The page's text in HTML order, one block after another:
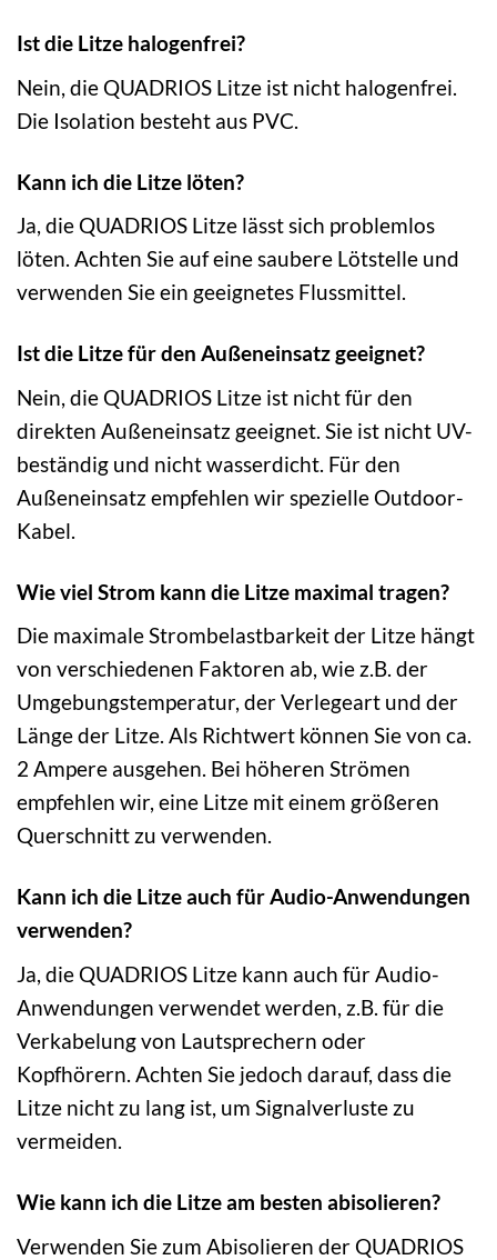
Ist die Litze halogenfrei?
Nein, die QUADRIOS Litze ist nicht halogenfrei.
Die Isolation besteht aus PVC.
Kann ich die Litze löten?
Ja, die QUADRIOS Litze lässt sich problemlos
löten. Achten Sie auf eine saubere Lötstelle und
verwenden Sie ein geeignetes Flussmittel.
Ist die Litze für den Außeneinsatz geeignet?
Nein, die QUADRIOS Litze ist nicht für den
direkten Außeneinsatz geeignet. Sie ist nicht UV-
beständig und nicht wasserdicht. Für den
Außeneinsatz empfehlen wir spezielle Outdoor-
Kabel.
Wie viel Strom kann die Litze maximal tragen?
Die maximale Strombelastbarkeit der Litze hängt
von verschiedenen Faktoren ab, wie z.B. der
Umgebungstemperatur, der Verlegeart und der
Länge der Litze. Als Richtwert können Sie von ca.
2 Ampere ausgehen. Bei höheren Strömen
empfehlen wir, eine Litze mit einem größeren
Querschnitt zu verwenden.
Kann ich die Litze auch für Audio-Anwendungen
verwenden?
Ja, die QUADRIOS Litze kann auch für Audio-
Anwendungen verwendet werden, z.B. für die
Verkabelung von Lautsprechern oder
Kopfhörern. Achten Sie jedoch darauf, dass die
Litze nicht zu lang ist, um Signalverluste zu
vermeiden.
Wie kann ich die Litze am besten abisolieren?
Verwenden Sie zum Abisolieren der QUADRIOS